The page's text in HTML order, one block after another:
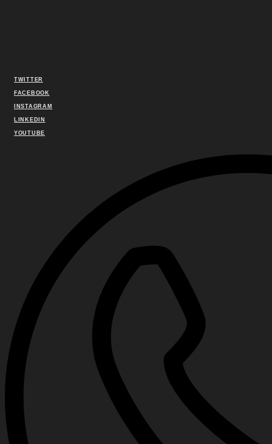
TWITTER
FACEBOOK
INSTAGRAM
LINKEDIN
YOUTUBE